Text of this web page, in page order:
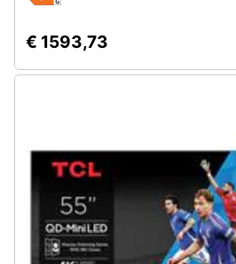
€ 1593,73